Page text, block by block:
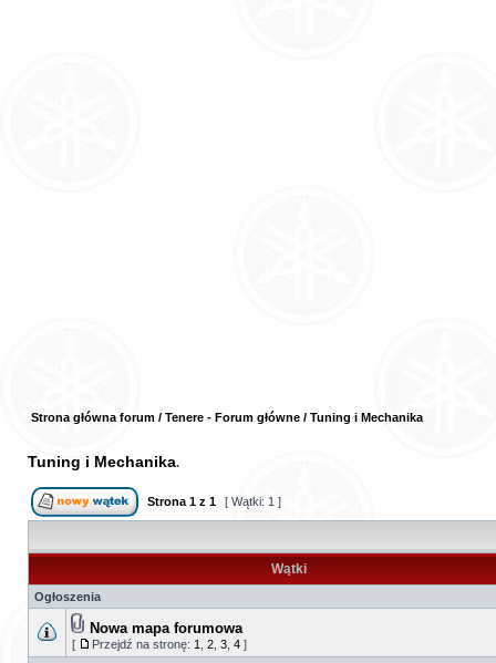
Strona główna forum / Tenere - Forum główne / Tuning i Mechanika
Tuning i Mechanika
Strona 1 z 1 [ Wątki: 1 ]
Wątki
Ogłoszenia
Nowa mapa forumowa
[ Przejdź na stronę: 1 2 3 4 ]